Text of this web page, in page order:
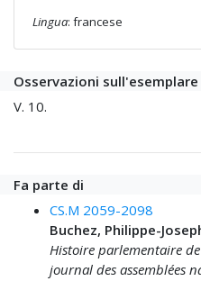
Lingua: francese
Osservazioni sull'esemplare
V. 10.
Fa parte di
CS.M 2059-2098
Buchez, Philippe-
Histoire parlementaire
journal des assemblées